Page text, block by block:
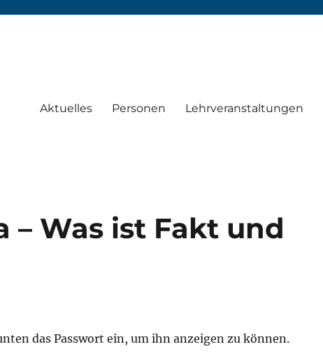
Aktuelles Personen Lehrveranstaltungen
– Was ist Fakt und
das Passwort ein, um ihn anzeigen zu können.